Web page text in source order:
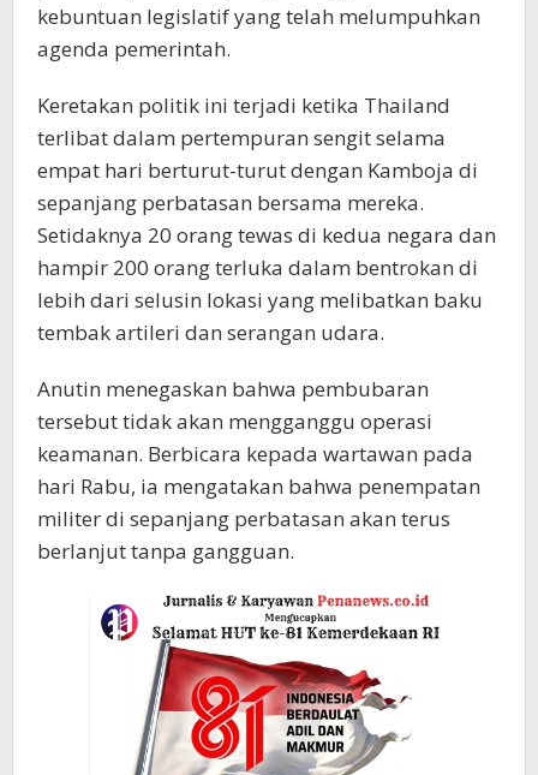
kebuntuan legislatif yang telah melumpuhkan
agenda pemerintah.
Keretakan politik ini terjadi ketika Thailand
terlibat dalam pertempuran sengit selama
empat hari berturut-turut dengan Kamboja di
sepanjang perbatasan bersama mereka.
Setidaknya 20 orang tewas di kedua negara dan
hampir 200 orang terluka dalam bentrokan di
lebih dari selusin lokasi yang melibatkan baku
tembak artileri dan serangan udara.
Anutin menegaskan bahwa pembubaran
tersebut tidak akan mengganggu operasi
keamanan. Berbicara kepada wartawan pada
hari Rabu, ia mengatakan bahwa penempatan
militer di sepanjang perbatasan akan terus
berlanjut tanpa gangguan.